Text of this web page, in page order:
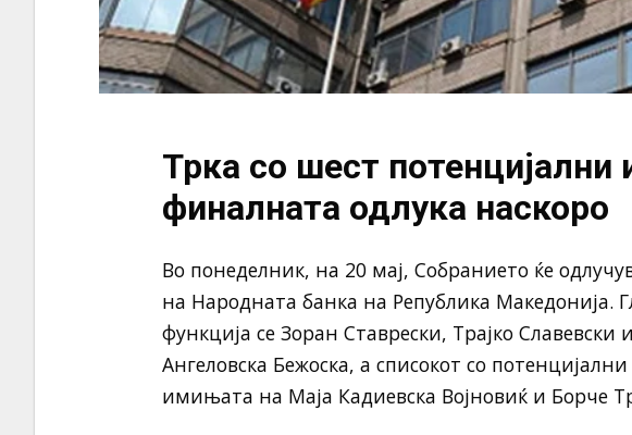
Трка со шест
финалната одлука наскоро
Во понеделник, на 20 мај, Собранието ќе
на Народната банка на Република Македонија.
функција се Зоран Ставрески, Трајко Славевски
Ангеловска Бежоска, а списокот со
имињата на Маја Кадиевска Војновиќ и Борче